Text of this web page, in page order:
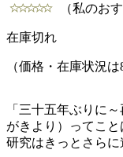
（私のお
在庫切れ
（価格・在庫状況は
「三十五年ぶりに
がきより）ってこ
研究はきっとさらに